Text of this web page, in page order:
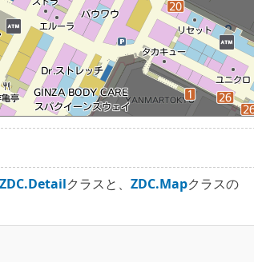
ZDC.Detailクラスと、 ZDC.Mapクラスの